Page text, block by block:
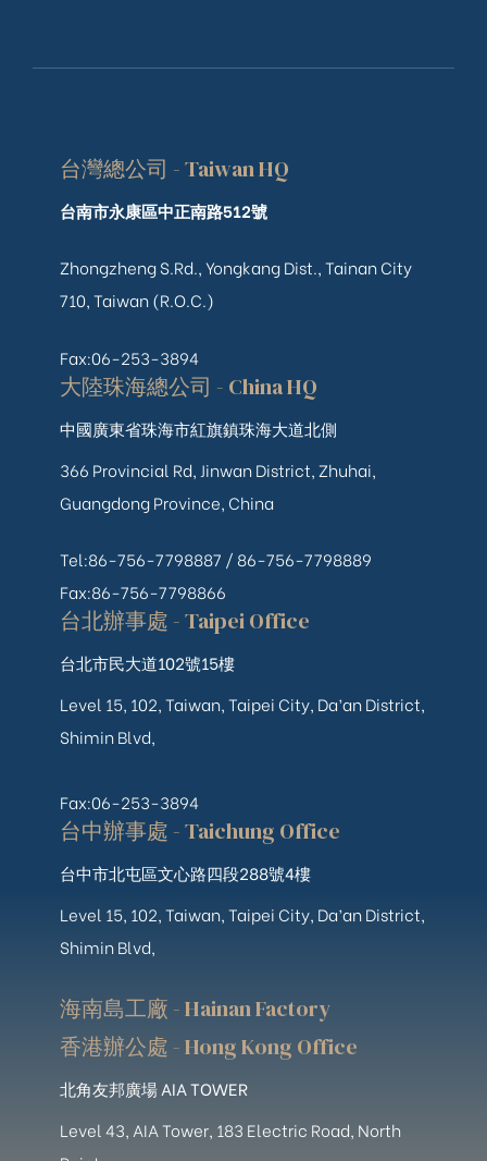
台灣總公司 - Taiwan HQ
台南市永康區中正南路512號
Zhongzheng S.Rd., Yongkang Dist., Tainan City
710, Taiwan (R.O.C.)
Fax:06-253-3894
大陸珠海總公司 - China HQ
中國廣東省珠海市紅旗鎮珠海大道北側
366 Provincial Rd, Jinwan District, Zhuhai,
Guangdong Province, China
Tel:86-756-7798887 / 86-756-7798889
Fax:86-756-7798866
台北辦事處 - Taipei Office
台北市民大道102號15樓
Level 15, 102, Taiwan, Taipei City, Da’an District,
Shimin Blvd,
Fax:06-253-3894
台中辦事處 - Taichung Office
台中市北屯區文心路四段288號4樓
Level 15, 102, Taiwan, Taipei City, Da’an District,
Shimin Blvd,
海南島工廠 - Hainan Factory
香港辦公處 - Hong Kong Office
北角友邦廣場 AIA TOWER
Level 43, AIA Tower, 183 Electric Road, North